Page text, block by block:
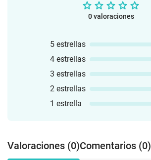
0 valoraciones
5 estrellas
4 estrellas
3 estrellas
2 estrellas
1 estrella
Valoraciones (0)Comentarios (0)